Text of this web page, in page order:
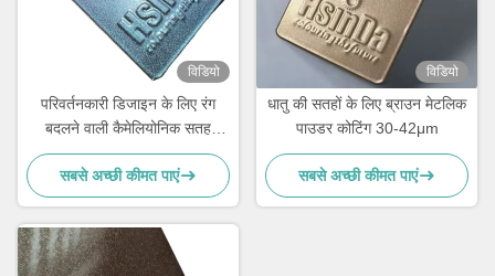
विडियो
परिवर्तनकारी डिजाइन के लिए रंग
बदलने वाली कैमेलियोनिक सतह
फिनिशर पाउडर कोटिंग स्प्रे
सबसे अच्छी कीमत पाएं
विडियो
धातु की सतहों के लिए ब्राउन मेटलिक
पाउडर कोटिंग 30-42μm
सबसे अच्छी कीमत पाएं